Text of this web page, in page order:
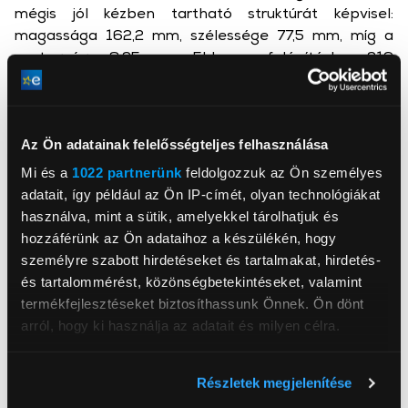
Az Ön adatainak felelősségteljes felhasználása
Mi és a 1022 partnerünk feldolgozzuk az Ön személyes
adatait, így például az Ön IP-címét, olyan technológiákat
használva, mint a sütik, amelyekkel tárolhatjuk és
hozzáférünk az Ön adataihoz a készülékén, hogy
személyre szabott hirdetéseket és tartalmakat, hirdetés-
és tartalommérést, közönségbetekintéseket, valamint
termékfejlesztéseket biztosíthassunk Önnek. Ön dönt
arról, hogy ki használja az adatait és milyen célra.
Részletek megjelenítése
mégis jól kézben tartható struktúrát képvisel:
magassága 162,2 mm, szélessége 77,5 mm, míg a
vastagsága 8,25 mm. Ehhez a felépítéshez 219
grammos tömeg társul.
A telefon előlapját egy 6,83 hüvelykes AMOLED
kijelző uralja, amely 1,5K felbontást (2772 x 1280
pixel) biztosít. A panel támogatja az akár 144 Hz-es
képfrissítési gyakoriságot is, a maximális pontszerű
fénysűrűsége pedig eléri a 3500 nitet, míg a
legsötétebb környezetben egészen 1 nitig képes
lemenni az ultra-alacsony fényerőszintnek
köszönhetően. A megjelenítő 68 milliárd szín
megjelenítésére képes, lefedve a DCI-P3 színteret, a
villódzásmentes képmegjelenítésért pedig a DC
A magas kontrasztú és dinamikus tartományú